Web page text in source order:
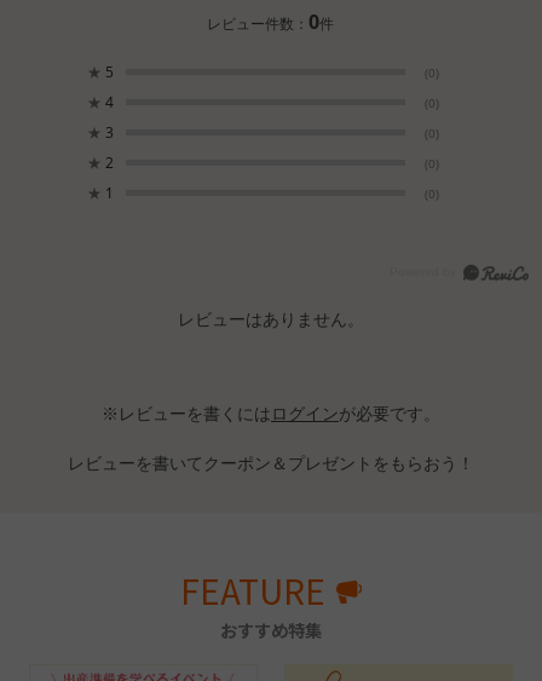
レビュー件数：0件
★ 5 (0)
★ 4 (0)
★ 3 (0)
★ 2 (0)
★ 1 (0)
レビューはありません。
※レビューを書くには ログインが必要です。
レビューを書いてクーポン＆プレゼントをもらおう！
FEATURE
おすすめ特集